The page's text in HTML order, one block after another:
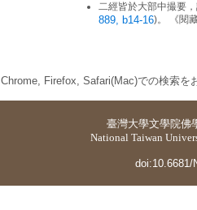
二經皆於大部中撮要
889, b14-16)。 《閱
Chrome, Firefox, Safari(Mac)での検索を
臺灣大學文學院佛
National Taiwan
doi:10.6681/